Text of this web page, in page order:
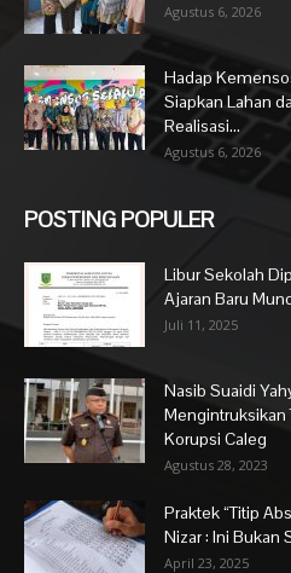
Agustus 6, 2026
Hadap
Siapkan Lahan
Realisasi...
Agustus 6, 2026
POSTING POPULER
Libur Sekolah
Ajaran Baru
Juli 11, 2025
Nasib Suaidi
Mengintruksikan
Korupsi Caleg
Agustus 28, 2023
Praktek “Titip
Nizar : Ini Bukan
April 23, 2025